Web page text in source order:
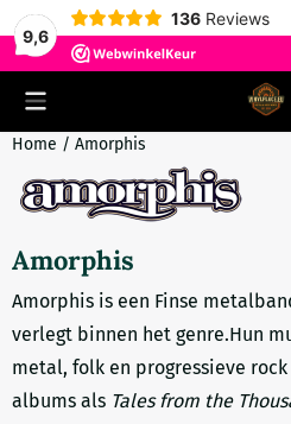
9,6
136 Reviews
Cookievoorkeuren zijn momenteel
Home / Amorphis
Amorphis
Amorphis is een Finse
verlegt binnen het genre.Hun
metal, folk en progressieve
albums als Tales from the